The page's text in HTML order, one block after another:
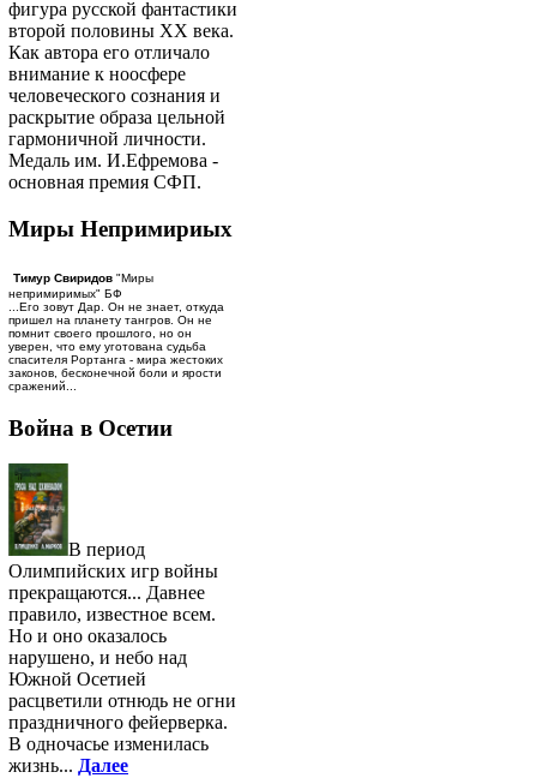
фигура русской фантастики
второй половины ХХ века.
Как автора его отличало
внимание к ноосфере
человеческого сознания и
раскрытие образа цельной
гармоничной личности.
Медаль им. И.Ефремова -
основная премия СФП.
Миры Непримириых
Тимур Свиридов "Миры
непримиримых" БФ
...Его зовут Дар. Он не знает, откуда
пришел на планету тангров. Он не
помнит своего прошлого, но он
уверен, что ему уготована судьба
спасителя Рортанга - мира жестоких
законов, бесконечной боли и ярости
сражений...
Война в Осетии
В период
Олимпийских игр войны
прекращаются... Давнее
правило, известное всем.
Но и оно оказалось
нарушено, и небо над
Южной Осетией
расцветили отнюдь не огни
праздничного фейерверка.
В одночасье изменилась
жизнь... Далее